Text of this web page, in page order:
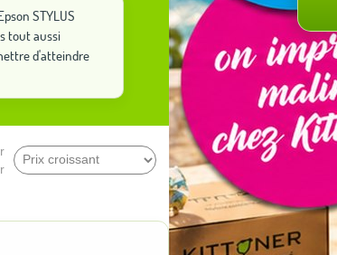
STYLUS
tout aussi
d'atteindre